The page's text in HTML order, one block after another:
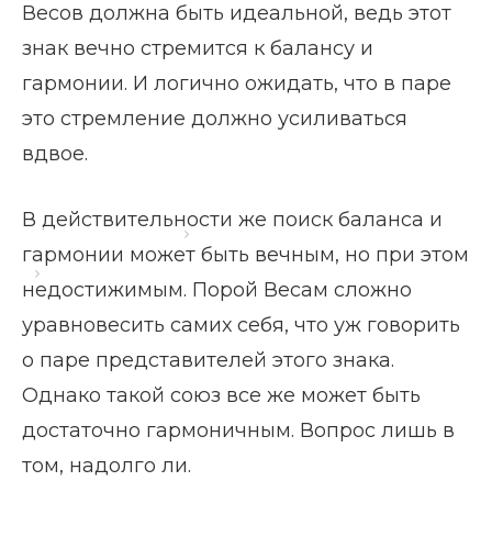
Главная страница
Весов должна быть идеальной, ведь этот
знак вечно стремится к балансу и
гармонии. И логично ожидать, что в паре
это стремление должно усиливаться
вдвое.
В действительности же поиск баланса и
гармонии может быть вечным, но при этом
недостижимым. Порой Весам сложно
уравновесить самих себя, что уж говорить
о паре представителей этого знака.
Однако такой союз все же может быть
достаточно гармоничным. Вопрос лишь в
том, надолго ли.